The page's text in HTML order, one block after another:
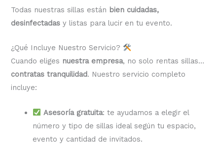
Todas nuestras sillas están bien cuidadas,
desinfectadas y listas para lucir en tu evento.
¿Qué Incluye Nuestro Servicio?
Cuando eliges nuestra empresa, no solo rentas sillas…
contratas tranquilidad. Nuestro servicio completo
incluye:
Asesoría gratuita: te ayudamos a elegir el
número y tipo de sillas ideal según tu espacio,
evento y cantidad de invitados.